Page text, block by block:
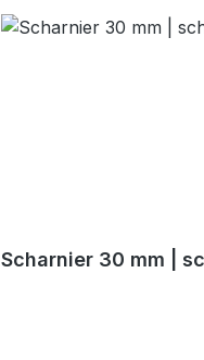
Scharnier 30 mm |